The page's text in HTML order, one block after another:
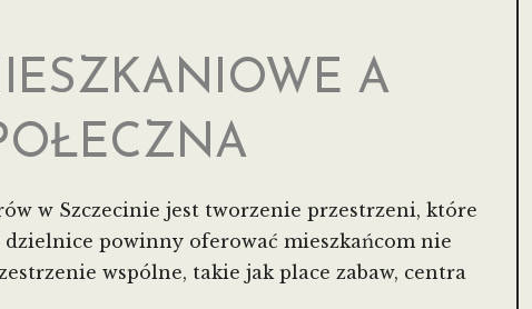
A
w Szczecinie jest tworzenie przestrzeni, które
dzielnice powinny oferować mieszkańcom nie
wspólne, takie jak place zabaw, centra